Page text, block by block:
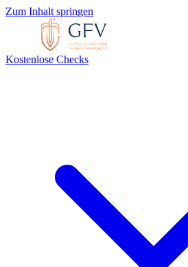
Zum Inhalt springen
Kostenlose Checks